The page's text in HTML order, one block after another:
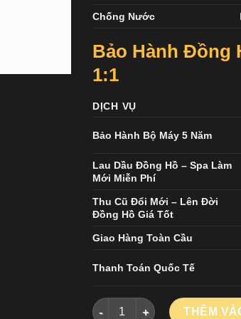
Chống Nước
Bảo Hành Đồng
1:1
DỊCH VỤ
Bảo Hành Bộ Máy 5 Năm
Lau Dầu Đồng Hồ – Spa Làm
Mới Miễn Phí
Thu Cũ Đổi Mới – Lên Đời
Đồng Hồ Giá Tốt
Giao Hàng Toàn Cầu
Thanh Toán Quốc Tế
Đồng Hồ Jaeger LeCoultre
THÊM